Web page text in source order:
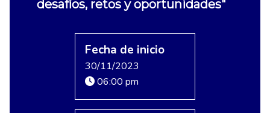
desafíos, retos y oportunidades"
Fecha de inicio
30/11/2023
06:00 pm